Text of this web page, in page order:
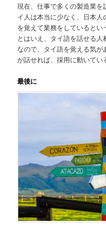
現在、仕事で多くの製造業
イ人は本当に少なく、日本
を覚えて業務をしているとい
とはいえ、タイ語を話せる
なので、タイ語を覚える気
が話せれば、採用に動いてい
最後に